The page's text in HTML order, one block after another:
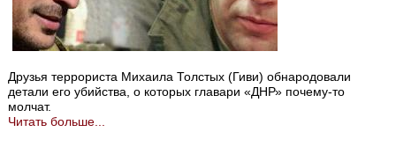
Друзья террориста Михаила Толстых (Гиви) обнародовали
детали его убийства, о которых главари «ДНР» почему-то
молчат.
Читать больше...